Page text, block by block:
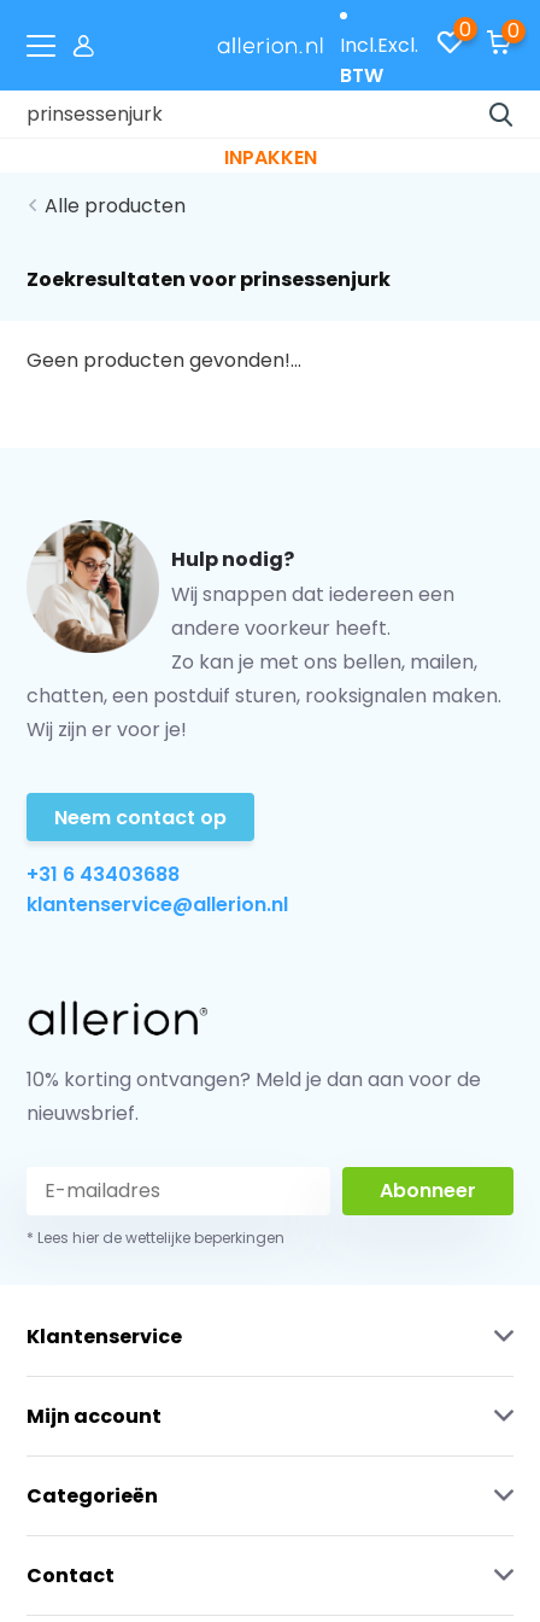
Incl.Excl.
BTW
0 0
Laat je cadeaus gratis inpakken met code
INPAKKEN
Alle producten
Zoekresultaten voor prinsessenjurk
Geen producten gevonden!...
Hulp nodig?
Wij snappen dat iedereen een
andere voorkeur heeft.
Zo kan je met ons bellen, mailen,
chatten, een postduif sturen, rooksignalen maken.
Wij zijn er voor je!
Neem contact op
+31 6 43403688
klantenservice@allerion.nl
10% korting ontvangen? Meld je dan aan voor de
nieuwsbrief.
Abonneer
* Lees hier de wettelijke beperkingen
Klantenservice
Mijn account
Categorieën
Contact